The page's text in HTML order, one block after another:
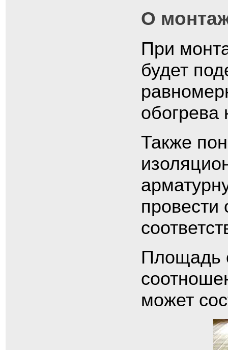
О
При
будет
обогрева
Также
провести
Площадь
может